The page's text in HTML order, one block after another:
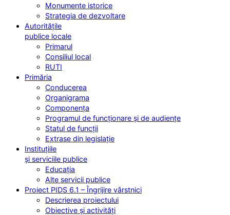
Monumente istorice
Strategia de dezvoltare
Autoritățile
publice locale
Primarul
Consiliul local
RUTI
Primăria
Conducerea
Organigrama
Componența
Programul de funcționare și de audiențe
Statul de funcții
Extrase din legislație
Instituțiile
și serviciile publice
Educația
Alte servicii publice
Proiect PIDS 6.1 – Îngrijire vârstnici
Descrierea proiectului
Obiective și activități